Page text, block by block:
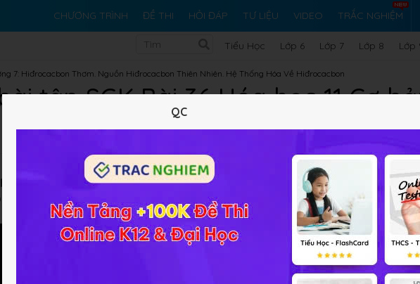
CHƯƠNG TRÌNH ĐỀ THI HỎI ĐÁP TƯ LIỆU VIDEO TRẮC NGHIỆM
Tiểu Học Lớp 6 Lớp 7 Lớp 8 Lớp
7: Hiđrocacbon Thơm. Nguồn Hiđrocacbon Thiên Nhiên. Hệ Thống Hóa Về Hiđrocacbon
tập SGK Bài 36 Hóa học 11 Cơ
Hóa học 11 Bài 36 Luyện tập Hiđrocacbon thơm
giúp các em học sinh củng cố
thơm.
QC